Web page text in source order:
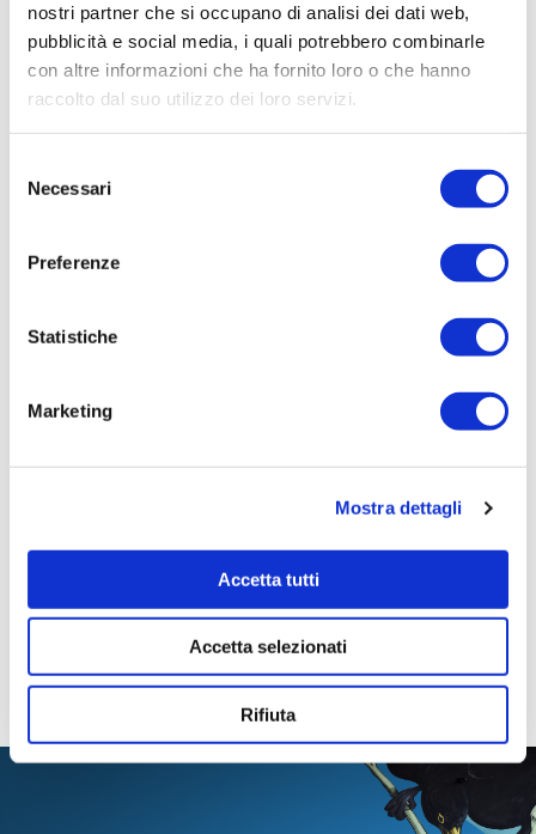
nostri partner che si occupano di analisi dei dati web,
pubblicità e social media, i quali potrebbero combinarle
con altre informazioni che ha fornito loro o che hanno
raccolto dal suo utilizzo dei loro servizi.
delNecessari
Preferenze
Statistiche
Marketing
Mostra dettagli
Accetta tutti
Accetta selezionati
Rifiuta
Procedura di scelta:
Affidamento ai sensi del Regolamento Generale
Aziendale per Lavori Servizi e Forniture
Aggiudicatario Nome:
RICCARDO CATTARINI AVVOCATO - cod. fisc.
Tempi di completamento:
Importo Liquidato: